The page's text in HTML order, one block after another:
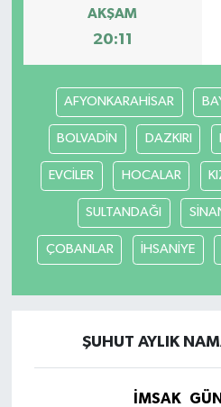
AKŞAM
20:11
AFYONKARAHİSAR
BOLVADİN DAZKIRI
EVCİLER HOCALAR
SULTANDAĞI
ÇOBANLAR İHSANİYE
ŞUHUT AYLIK
İMSAK